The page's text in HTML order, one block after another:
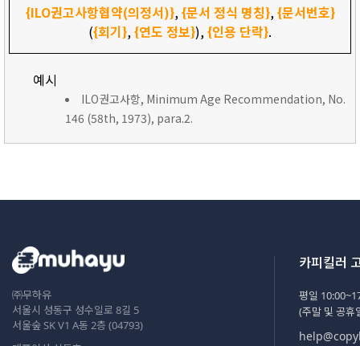
{ILO권고사항협약(의정서)},{문서 정식 명칭},{문서번호}
({회기},{연도 정보}),{인용 단락}.
예시
ILO권고사항, Minimum Age Recommendation, No.
146 (58th, 1973), para.2.
㈜무하유
서울시 성동구 성수일로 8길 5
서울숲 SK V1 A동 2층 (04793)
카피킬러
평일
(주말 및 공휴